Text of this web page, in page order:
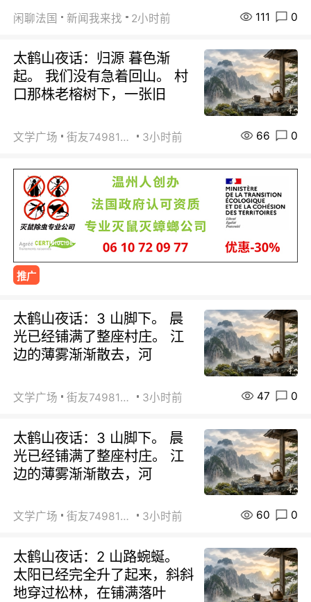
闲聊法国 新闻我来找 2小时前 111 0
太鹤山夜话：归源 暮色渐
起。 我们没有急着回山。 村
口那株老榕树下，一张旧
文学广场 街友74981146 3小时前 66 0
推广
太鹤山夜话：3 山脚下。 晨
光已经铺满了整座村庄。 江
边的薄雾渐渐散去，河
文学广场 街友74981146 3小时前 47 0
太鹤山夜话：3 山脚下。 晨
光已经铺满了整座村庄。 江
边的薄雾渐渐散去，河
文学广场 街友74981146 3小时前 60 0
太鹤山夜话：2 山路蜿蜒。
太阳已经完全升了起来，斜斜
地穿过松林，在铺满落叶